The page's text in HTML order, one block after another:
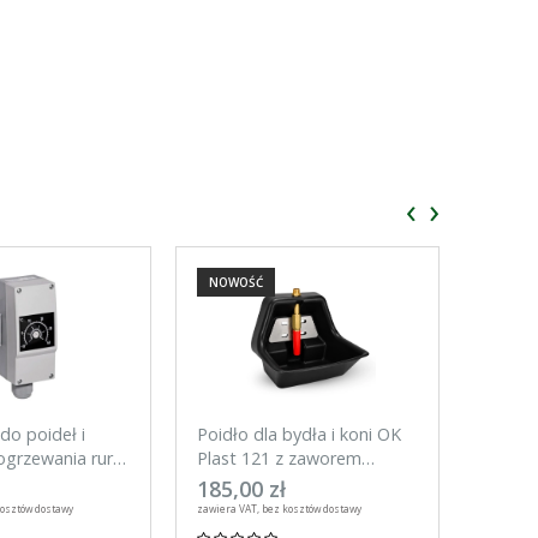
poideł i
rur,
dostawy
Poidło dla bydła i koni OK
Plast 121 z zaworem
rurowym 3l
185,00 zł
zawiera VAT, bez kosztów dostawy
NOWOŚĆ
‹ ›